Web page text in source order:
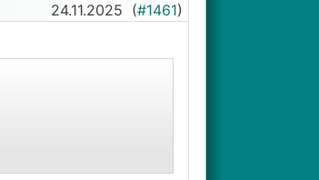
24.11.2025 (#1461)